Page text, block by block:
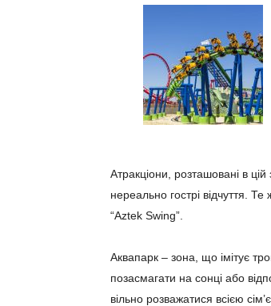
Атракціони, розташовані в
нереально гострі відчуття.
“Aztek Swing”.
Аквапарк – зона, що імітує
позасмагати на сонці або
вільно розважатися всією